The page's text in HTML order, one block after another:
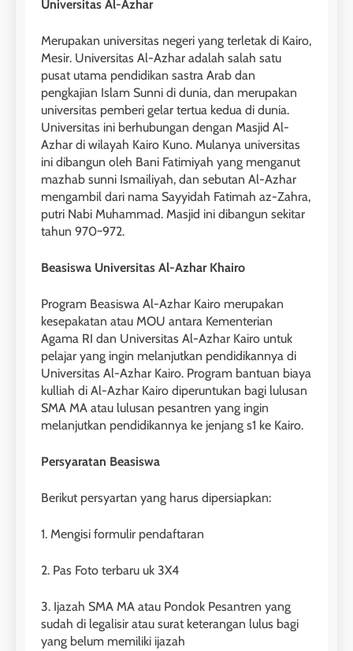
Universitas Al-Azhar
Merupakan universitas negeri yang terletak di Kairo,
Mesir. Universitas Al-Azhar adalah salah satu
pusat utama pendidikan sastra Arab dan
pengkajian Islam Sunni di dunia, dan merupakan
universitas pemberi gelar tertua kedua di dunia.
Universitas ini berhubungan dengan Masjid Al-
Azhar di wilayah Kairo Kuno. Mulanya universitas
ini dibangun oleh Bani Fatimiyah yang menganut
mazhab sunni Ismailiyah, dan sebutan Al-Azhar
mengambil dari nama Sayyidah Fatimah az-Zahra,
putri Nabi Muhammad. Masjid ini dibangun sekitar
tahun 970~972.
Beasiswa Universitas Al-Azhar Khairo
Program Beasiswa Al-Azhar Kairo merupakan
kesepakatan atau MOU antara Kementerian
Agama RI dan Universitas Al-Azhar Kairo untuk
pelajar yang ingin melanjutkan pendidikannya di
Universitas Al-Azhar Kairo. Program bantuan biaya
kulliah di Al-Azhar Kairo diperuntukan bagi lulusan
SMA MA atau lulusan pesantren yang ingin
melanjutkan pendidikannya ke jenjang s1 ke Kairo.
Persyaratan Beasiswa
Berikut persyartan yang harus dipersiapkan:
1. Mengisi formulir pendaftaran
2. Pas Foto terbaru uk 3X4
3. Ijazah SMA MA atau Pondok Pesantren yang
sudah di legalisir atau surat keterangan lulus bagi
yang belum memiliki ijazah